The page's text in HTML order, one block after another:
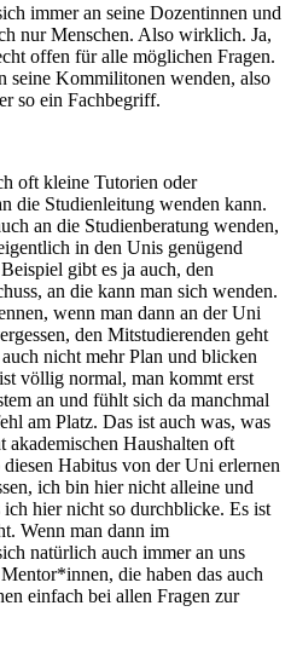
immer an seine Dozentinnen und
nur Menschen. Also wirklich. Ja,
offen für alle möglichen Fragen.
seine Kommilitonen wenden, also
so ein Fachbegriff.
oft kleine Tutorien oder
die Studienleitung wenden kann.
an die Studienberatung wenden,
in den Unis genügend
gibt es ja auch, den
an die kann man sich wenden.
wenn man dann an der Uni
den Mitstudierenden geht
nicht mehr Plan und blicken
völlig normal, man kommt erst
an und fühlt sich da manchmal
am Platz. Das ist auch was, was
akademischen Haushalten oft
diesen Habitus von der Uni erlernen
ich bin hier nicht alleine und
hier nicht so durchblicke. Es ist
Wenn man dann im
natürlich auch immer an uns
die haben das auch
einfach bei allen Fragen zur